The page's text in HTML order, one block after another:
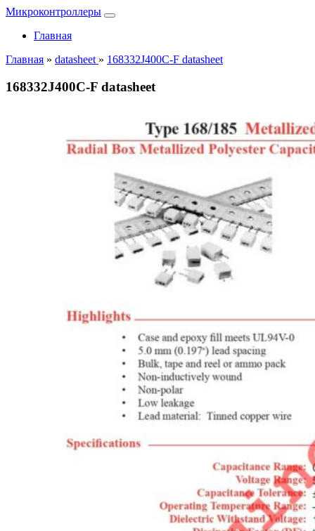
Микроконтроллеры
Главная
Главная » datasheet » 168332J400C-F datasheet
168332J400C-F datasheet